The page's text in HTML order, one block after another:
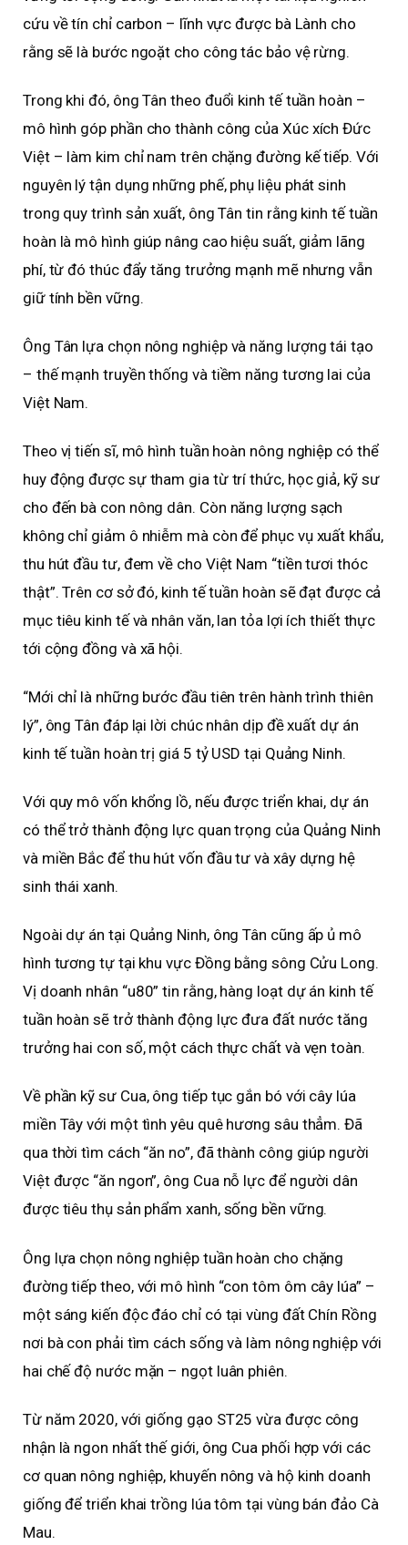
cứu về tín chỉ carbon – lĩnh vực được bà Lành cho
rằng sẽ là bước ngoặt cho công tác bảo vệ rừng.
Trong khi đó, ông Tân theo đuổi kinh tế tuần hoàn –
mô hình góp phần cho thành công của Xúc xích Đức
Việt – làm kim chỉ nam trên chặng đường kế tiếp. Với
nguyên lý tận dụng những phế, phụ liệu phát sinh
trong quy trình sản xuất, ông Tân tin rằng kinh tế tuần
hoàn là mô hình giúp nâng cao hiệu suất, giảm lãng
phí, từ đó thúc đẩy tăng trưởng mạnh mẽ nhưng vẫn
giữ tính bền vững.
Ông Tân lựa chọn nông nghiệp và năng lượng tái tạo
– thế mạnh truyền thống và tiềm năng tương lai của
Việt Nam.
Theo vị tiến sĩ, mô hình tuần hoàn nông nghiệp có thể
huy động được sự tham gia từ trí thức, học giả, kỹ sư
cho đến bà con nông dân. Còn năng lượng sạch
không chỉ giảm ô nhiễm mà còn để phục vụ xuất khẩu,
thu hút đầu tư, đem về cho Việt Nam “tiền tươi thóc
thật”. Trên cơ sở đó, kinh tế tuần hoàn sẽ đạt được cả
mục tiêu kinh tế và nhân văn, lan tỏa lợi ích thiết thực
tới cộng đồng và xã hội.
“Mới chỉ là những bước đầu tiên trên hành trình thiên
lý”, ông Tân đáp lại lời chúc nhân dịp đề xuất dự án
kinh tế tuần hoàn trị giá 5 tỷ USD tại Quảng Ninh.
Với quy mô vốn khổng lồ, nếu được triển khai, dự án
có thể trở thành động lực quan trọng của Quảng Ninh
và miền Bắc để thu hút vốn đầu tư và xây dựng hệ
sinh thái xanh.
Ngoài dự án tại Quảng Ninh, ông Tân cũng ấp ủ mô
hình tương tự tại khu vực Đồng bằng sông Cửu Long.
Vị doanh nhân “u80” tin rằng, hàng loạt dự án kinh tế
tuần hoàn sẽ trở thành động lực đưa đất nước tăng
trưởng hai con số, một cách thực chất và vẹn toàn.
Về phần kỹ sư Cua, ông tiếp tục gắn bó với cây lúa
miền Tây với một tình yêu quê hương sâu thẳm. Đã
qua thời tìm cách “ăn no”, đã thành công giúp người
Việt được “ăn ngon”, ông Cua nỗ lực để người dân
được tiêu thụ sản phẩm xanh, sống bền vững.
Ông lựa chọn nông nghiệp tuần hoàn cho chặng
đường tiếp theo, với mô hình “con tôm ôm cây lúa” –
một sáng kiến độc đáo chỉ có tại vùng đất Chín Rồng
nơi bà con phải tìm cách sống và làm nông nghiệp với
hai chế độ nước mặn – ngọt luân phiên.
Từ năm 2020, với giống gạo ST25 vừa được công
nhận là ngon nhất thế giới, ông Cua phối hợp với các
cơ quan nông nghiệp, khuyến nông và hộ kinh doanh
giống để triển khai trồng lúa tôm tại vùng bán đảo Cà
Mau.